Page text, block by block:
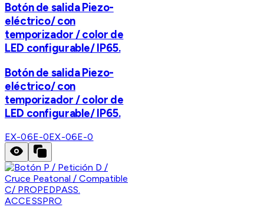
Botón de salida Piezo-
eléctrico/ con
temporizador / color de
LED configurable/ IP65.
Botón de salida Piezo-
eléctrico/ con
temporizador / color de
LED configurable/ IP65.
EX-06E-0EX-06E-0
ACCESSPRO